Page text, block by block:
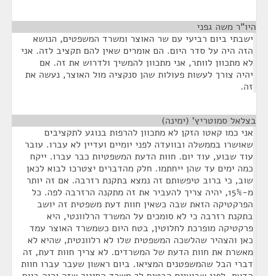
היו"ר משה גפני
ישבתי ביום רביעי עם שר האוצר ומשרד המשפטים, הנושא
הזה היה על סדר היום. הם אומרים שאין להם תקציב לזה. אני
לא מתכוון לוותר, אני מתכוון להמשיך ולדרוש את זה. אם
יהיה צורך לעשות פעולות שהן סנקציה מול האוצר, נעשה את
זה.
בצלאל סמוטריץ' (ימינה)
אני כמו קאטו הזקן לא מתכוון להרפות בנוגע לתקציבים
שאושרו בממשלה ובוועדה לפני יומיים ועדיין לא עברו. עובר
עוד שבוע, עוד יום. חוות הדעת המשפטיות כבר עברו. ייקח
כמה ימים עד שהן ייחתמו. חלק מהדברים יצטרכו לבוא לכאן
שוב, כי ברוב טיפשותם זה נמצא בתקנת רזרבה. אם זה יותר
מ-15%, יהיה צריך להעביר את זה מתקנה הרזרבה לפה. כל
הפרקטיקה הזאת שבה כשאין חוות דעת משפטית זה יושב
בתקנת רזרבה כי לא סומכים על המשרד הרלוונטי, היא
פרקטיקה מופרכת לחלוטין, בטח היום כשמשרד האוצר עמד
כאן והצהיר שהלשכה המשפטית שלו לא רלוונטית, שהיא לא
מאשרת את חוות הדעת של המשרדים. לא צריך חוות דעת, זה
דברי הבל שהמשפטנים המציאו. ביום ראשון שעבר עברו חוות